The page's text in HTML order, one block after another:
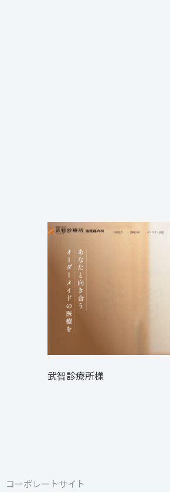
武智診療所様
コーポレートサイト
コーポレートサイト
コーポレートサイト